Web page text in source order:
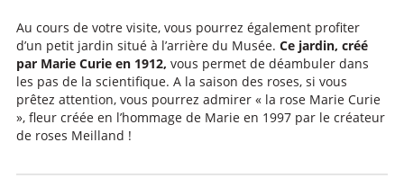
Au cours de votre visite, vous pourrez également profiter
d’un petit jardin situé à l’arrière du Musée. Ce jardin, créé
par Marie Curie en 1912, vous permet de déambuler dans
les pas de la scientifique. A la saison des roses, si vous
prêtez attention, vous pourrez admirer « la rose Marie Curie
», fleur créée en l’hommage de Marie en 1997 par le créateur
de roses Meilland !